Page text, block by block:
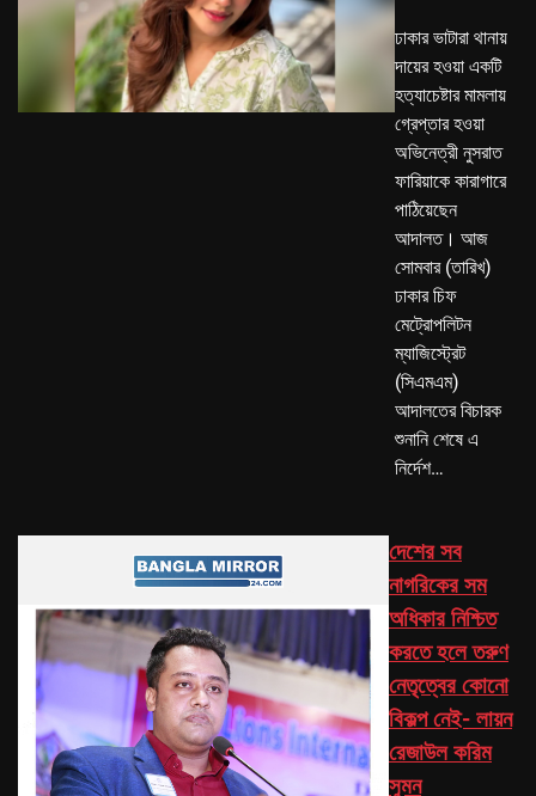
ঢাকার ভাটারা থানায়
দায়ের হওয়া একটি
হত্যাচেষ্টার মামলায়
গ্রেপ্তার হওয়া
অভিনেত্রী নুসরাত
ফারিয়াকে কারাগারে
পাঠিয়েছেন
আদালত। আজ
সোমবার (তারিখ)
ঢাকার চিফ
মেট্রোপলিটন
ম্যাজিস্ট্রেট
(সিএমএম)
আদালতের বিচারক
শুনানি শেষে এ
নির্দেশ…
দেশের সব
নাগরিকের সম
অধিকার নিশ্চিত
করতে হলে তরুণ
নেতৃত্বের কোনো
বিকল্প নেই- লায়ন
রেজাউল করিম
সুমন